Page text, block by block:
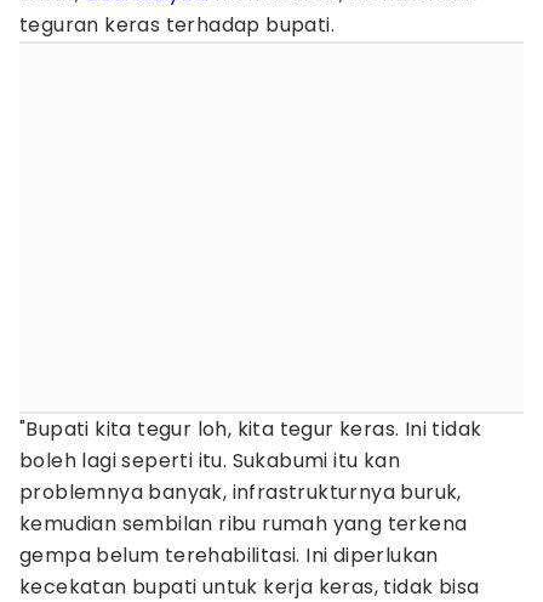
teguran keras terhadap bupati.
"Bupati kita tegur loh, kita tegur keras. Ini tidak
boleh lagi seperti itu. Sukabumi itu kan
problemnya banyak, infrastrukturnya buruk,
kemudian sembilan ribu rumah yang terkena
gempa belum terehabilitasi. Ini diperlukan
kecekatan bupati untuk kerja keras, tidak bisa